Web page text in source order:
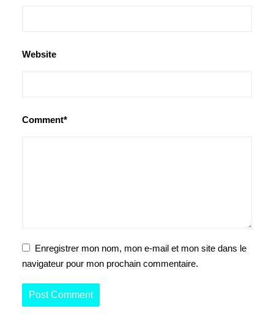
Website
Comment*
Enregistrer mon nom, mon e-mail et mon site dans le
navigateur pour mon prochain commentaire.